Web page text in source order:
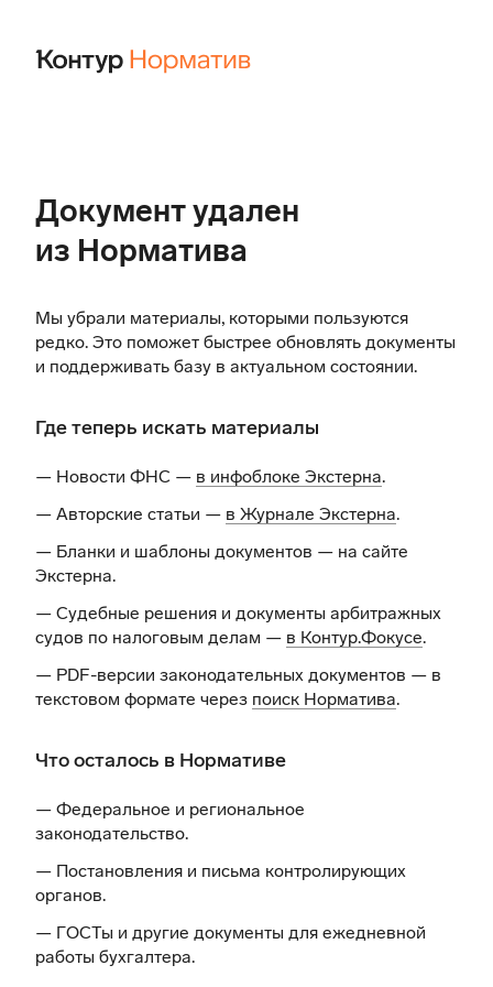
Документ удален
из Норматива
Мы убрали материалы, которыми пользуются
редко. Это поможет быстрее обновлять документы
и поддерживать базу в актуальном состоянии.
Где теперь искать материалы
— Новости ФНС — в инфоблоке Экстерна.
— Авторские статьи — в Журнале Экстерна.
— Бланки и шаблоны документов — на сайте
Экстерна.
— Судебные решения и документы арбитражных
судов по налоговым делам — в Контур.Фокусе.
— PDF-версии законодательных документов — в
текстовом формате через поиск Норматива.
Что осталось в Нормативе
— Федеральное и региональное
законодательство.
— Постановления и письма контролирующих
органов.
— ГОСТы и другие документы для ежедневной
работы бухгалтера.